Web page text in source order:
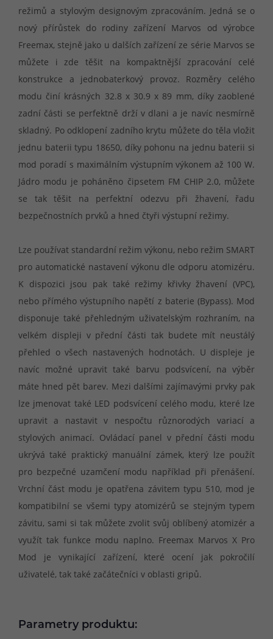
režimů a stylovým designovým zpracováním. Jedná se o
nový přírůstek do rodiny zařízení Marvos od výrobce
Freemax, stejně jako u dalších zařízení ze série Marvos se
můžete i zde těšit na kompaktnější zpracování celé
konstrukce a jednobaterkový provoz. Rozměry celého
modu činí krásných 32.8 x 30.9 x 89 mm, díky zaoblené
zadní části se perfektně drží v dlani a je navíc nesmírně
skladný. Po odklopení zadního krytu můžete do těla vložit
jednu baterii typu 18650, díky pohonu na jednu baterii si
mod poradí s maximálním výstupním výkonem až 100 W.
Jádro modu je poháněno čipsetem FM CHIP 2.0, můžete
se tak těšit na perfektní odezvu při žhavení, řadu
bezpečnostních prvků a hned čtyři výstupní režimy.
Lze používat standardní režim výkonu, nebo režim SMART
pro automatické nastavení výkonu dle odporu atomizéru.
K dispozici jsou pak také režimy křivky žhavení (VPC),
nebo přímého výstupního napětí z baterie (Bypass). Mod
disponuje také přehledným uživatelským rozhraním, na
velkém displeji v přední části tak budete mít neustálý
přehled o všech nastavených hodnotách. U displeje je
navíc možné upravit také barvu podsvícení, na výběr
máte hned pět barev. Mezi dalšími zajímavými prvky pak
lze jmenovat také LED podsvícení celého modu, které lze
upravit a nastavit v nespočtu různorodých variací a
stylových animací. Ovládací panel v přední části modu
ukrývá také praktický manuální zámek, který lze použít
pro bezpečné uzamčení modu například při přenášení.
Vrchní část modu je opatřena závitem typu 510, mod je
kompatibilní se všemi typy atomizérů se stejným typem
závitu, sami si tak můžete zvolit svůj oblíbený atomizér a
využít tak funkce modu naplno. Freemax Marvos X Pro
Mod je vynikající zařízení, které ocení jak pokročilí
uživatelé, tak také začátečníci v oblasti gripů.
Parametry produktu: